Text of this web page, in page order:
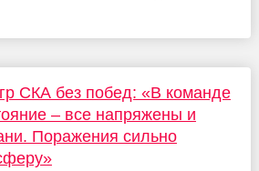
СКА без побед: «В команде
– все напряжены и
Поражения сильно